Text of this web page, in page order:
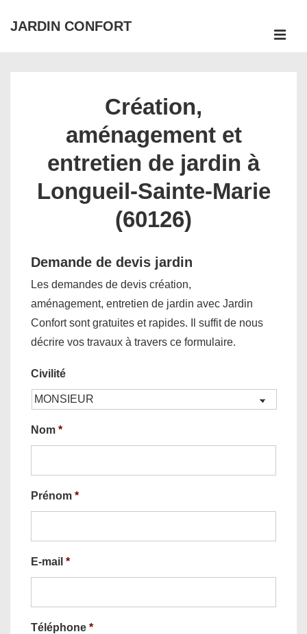
passer
JARDIN CONFORT
Création,
aménagement et
entretien de jardin à
Longueil-Sainte-Marie
(60126)
Demande de devis jardin
Les demandes de devis création,
aménagement, entretien de jardin avec Jardin
Confort sont gratuites et rapides. Il suffit de nous
décrire vos travaux à travers ce formulaire.
Civilité
Nom *
Prénom *
E-mail *
Téléphone *